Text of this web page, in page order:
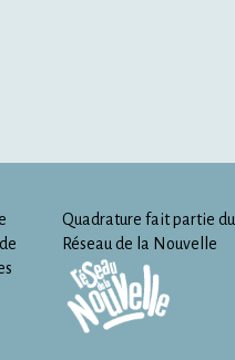
Quadrature fait partie du
Réseau de la Nouvelle